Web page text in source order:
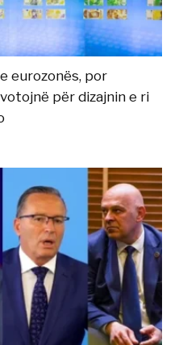
eurozonës, por
për dizajnin e ri